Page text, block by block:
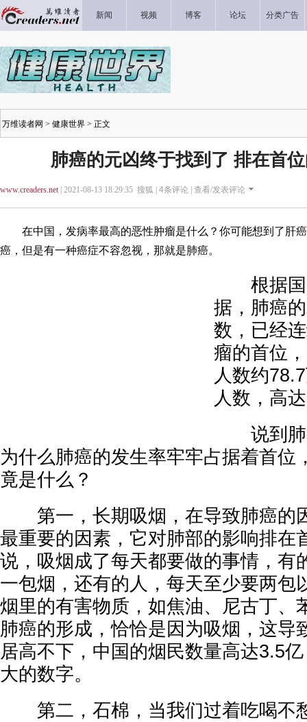
新闻 视频 博客 论坛 分类广告
万维读者网 > 健康世界 > 正文
肺癌的元凶终于找到了 排在首
www.creaders.net| 2021-08-13 18:29:35 搜狐 | 4条评论 | 查看/发表评论
在中国，发病率最高的恶性肿瘤是什么？你可能想到了肝癌
癌，但是有一种癌症不容忽视，那就是肺癌。
根据国
据，肺癌
数，已经
瘤的首位
人数约
人数，高
说到肺
为什么肺癌的发生率牢牢占据着首位
竟是什么？
第一，长期吸烟，在导致肺癌的
最重要的因素，它对肺部的影响排在
说，吸烟成了每天都要做的事情，有
一包烟，还有的人，每天至少要两包
烟里的有害物质，如焦油、尼古丁、
肺癌的形成，恰恰是因为吸烟，这导
居高不下，中国的烟民数量高达3.5
大的数字。
第二，石棉，当我们过着吃喝不